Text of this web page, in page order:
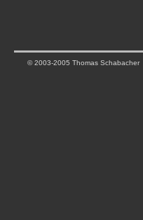
© 2003-2005 Thomas Schabacher